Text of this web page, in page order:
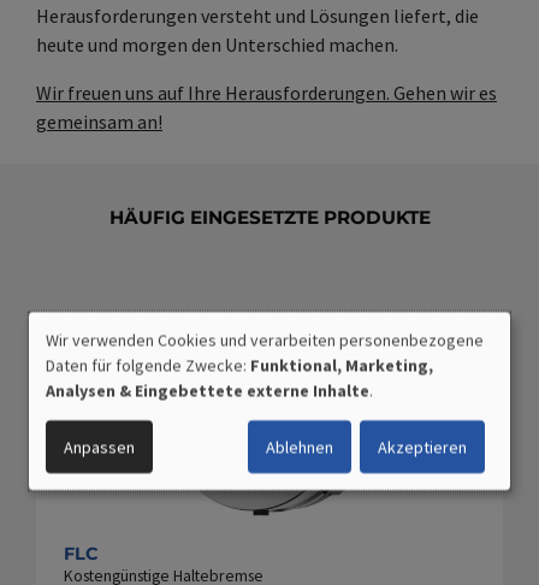
Herausforderungen versteht und Lösungen liefert, die
heute und morgen den Unterschied machen.
Wir freuen uns auf Ihre Herausforderungen. Gehen wir es
gemeinsam an!
HÄUFIG EINGESETZTE PRODUKTE
FLC
Kostengünstige Haltebremse
VERWENDUNG
PERSONENBEZOGENER
DATEN
UND
COOKIES
Wir verwenden Cookies und verarbeiten personenbezogene
Daten für folgende Zwecke: Funktional, Marketing,
Analysen & Eingebettete externe Inhalte.
Anpassen Ablehnen Akzeptieren